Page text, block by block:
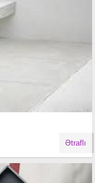
Ətraflı